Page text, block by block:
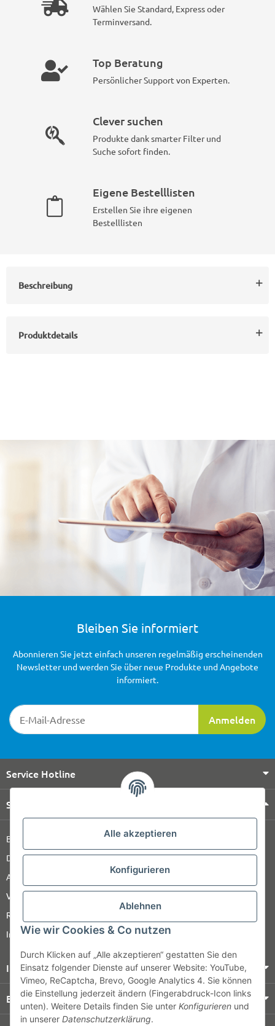
Alle akzeptieren
Konfigurieren
Ablehnen
Wie wir Cookies & Co nutzen
Durch Klicken auf „Alle akzeptieren“ gestatten Sie den
Einsatz folgender Dienste auf unserer Website: YouTube,
Vimeo, ReCaptcha, Brevo, Google Analytics 4. Sie können
die Einstellung jederzeit ändern (Fingerabdruck-Icon links
unten). Weitere Details finden Sie unter Konfigurieren und
in unserer Datenschutzerklärung.
Wählen Sie Standard, Express oder
Terminversand.
Top Beratung
Persönlicher Support von Experten.
Clever suchen
Produkte dank smarter Filter und
Suche sofort finden.
Eigene Bestelllisten
Erstellen Sie ihre eigenen
Bestelllisten
Beschreibung
Produktdetails
Bleiben Sie informiert
Newsletter-Registrierung
Anmelden
Abonnieren Sie jetzt einfach unseren regelmäßig erscheinenden
Newsletter und werden Sie über neue Produkte und Angebote
informiert.
Service Hotline
Shop Service
Barrierefreiheitserklärung
Datenschutz
AGB
Versandinformationen
Retour
Impressum
Informationen
Bezahlung & Versand